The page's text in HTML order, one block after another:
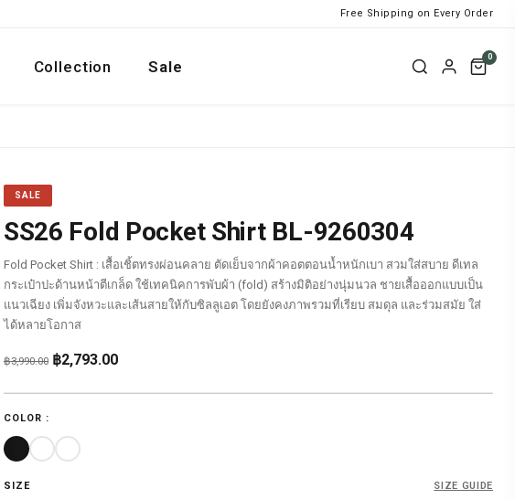
Free Shipping on Every Order
Collection Sale
0
SALE
SS26 Fold Pocket Shirt BL-9260304
Fold Pocket Shirt : เสื้อเชิ้ตทรงผ่อนคลาย ตัดเย็บจากผ้าคอตตอนน้ำหนักเบา สวมใส่สบาย ดีเทล
กระเป๋าปะด้านหน้าตีเกล็ด ใช้เทคนิคการพับผ้า (fold) สร้างมิติอย่างนุ่มนวล ชายเสื้อออกแบบเป็น
แนวเฉียง เพิ่มจังหวะและเส้นสายให้กับซิลลูเอต โดยยังคงภาพรวมที่เรียบ สมดุล และร่วมสมัย ใส่
ได้หลายโอกาส
฿3,990.00 Original
฿2,793.00Current
COLOR :
SIZE SIZE GUIDE